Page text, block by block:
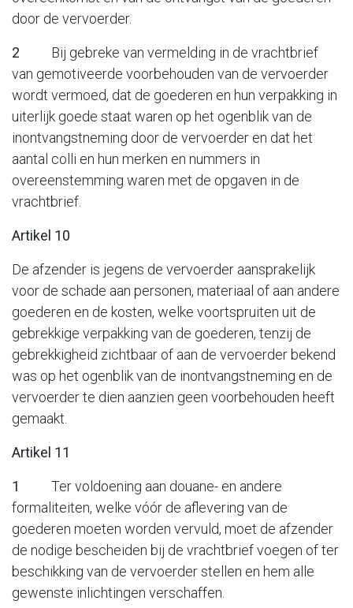
door de vervoerder.
2
Bij gebreke van vermelding in de vrachtbrief
van gemotiveerde voorbehouden van de vervoerder
wordt vermoed, dat de goederen en hun verpakking in
uiterlijk goede staat waren op het ogenblik van de
inontvangstneming door de vervoerder en dat het
aantal colli en hun merken en nummers in
overeenstemming waren met de opgaven in de
vrachtbrief.
Artikel 10
De afzender is jegens de vervoerder aansprakelijk
voor de schade aan personen, materiaal of aan andere
goederen en de kosten, welke voortspruiten uit de
gebrekkige verpakking van de goederen, tenzij de
gebrekkigheid zichtbaar of aan de vervoerder bekend
was op het ogenblik van de inontvangstneming en de
vervoerder te dien aanzien geen voorbehouden heeft
gemaakt.
Artikel 11
1
Ter voldoening aan douane- en andere
formaliteiten, welke vóór de aflevering van de
goederen moeten worden vervuld, moet de afzender
de nodige bescheiden bij de vrachtbrief voegen of ter
beschikking van de vervoerder stellen en hem alle
gewenste inlichtingen verschaffen.